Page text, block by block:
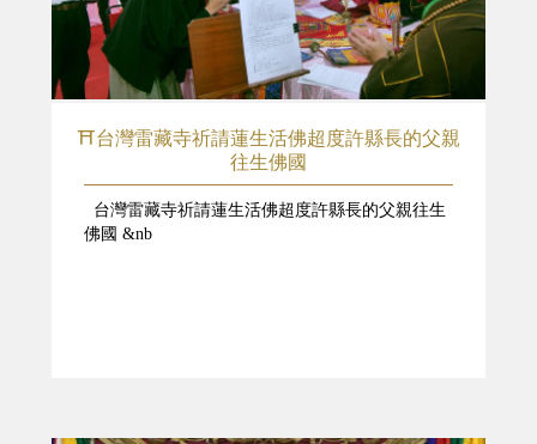
⛩️台灣雷藏寺祈請蓮生活佛超度許縣長的父親
往生佛國
台灣雷藏寺祈請蓮生活佛超度許縣長的父親往生
佛國 &nb